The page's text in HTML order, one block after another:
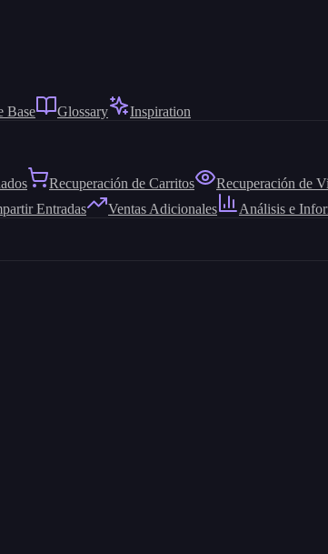
Base Glossary Inspiration
Recuperación de Carritos Recuperación de
Entradas Ventas Adicionales Análisis e